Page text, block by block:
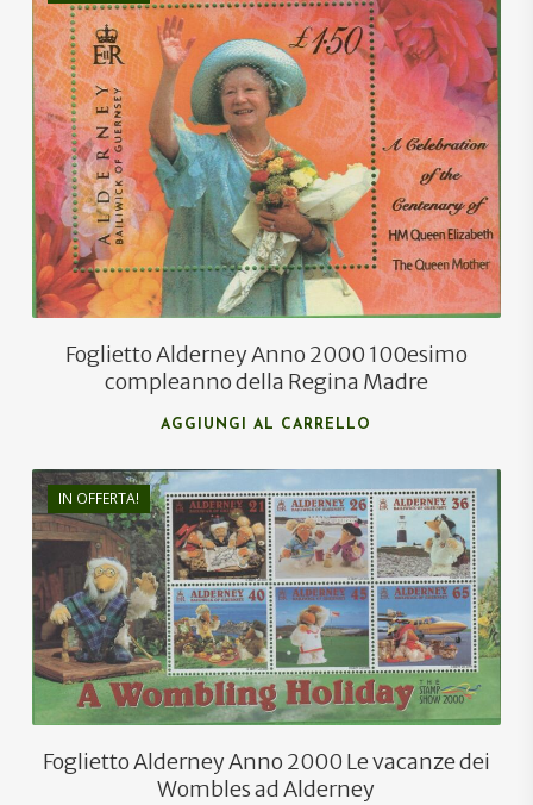
€7,00
€4,50
Foglietto Alderney Anno 2000 100esimo
compleanno della Regina Madre
AGGIUNGI AL CARRELLO
IN OFFERTA!
€11,00
€6,60
Foglietto Alderney Anno 2000 Le vacanze dei
Wombles ad Alderney